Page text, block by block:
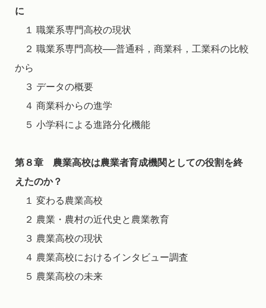
に
１ 職業系専門高校の現状
２ 職業系専門高校──普通科，商業科，工業科の比較
から
３ データの概要
４ 商業科からの進学
５ 小学科による進路分化機能
第８章 農業高校は農業者育成機関としての役割を終
えたのか？
１ 変わる農業高校
２ 農業・農村の近代史と農業教育
３ 農業高校の現状
４ 農業高校におけるインタビュー調査
５ 農業高校の未来